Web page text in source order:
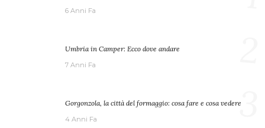
6 Anni Fa
Umbria in Camper: Ecco dove andare
7 Anni Fa
Gorgonzola, la città del formaggio: cosa fare e cosa vedere
4 Anni Fa 3